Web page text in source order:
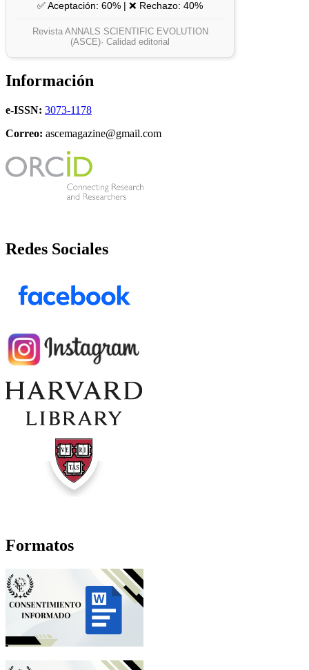
✅ Aceptación: 60% | ❌ Rechazo: 40%
Revista ANNALS SCIENTIFIC EVOLUTION
(ASCE)· Calidad editorial
Información
e-ISSN: 3073-1178
Correo: ascemagazine@gmail.com
Redes Sociales
Formatos